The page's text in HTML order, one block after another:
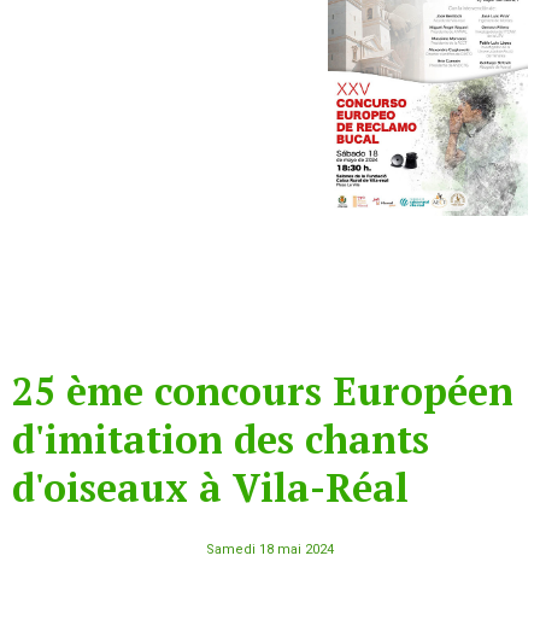
25 ème concours Européen
d'imitation des chants
d'oiseaux à Vila-Réal
Samedi 18 mai 2024